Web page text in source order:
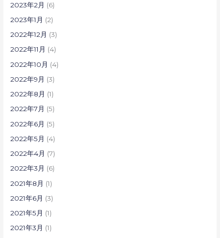
2023年2月 (6)
2023年1月 (2)
2022年12月 (3)
2022年11月 (4)
2022年10月 (4)
2022年9月 (3)
2022年8月 (1)
2022年7月 (5)
2022年6月 (5)
2022年5月 (4)
2022年4月 (7)
2022年3月 (6)
2021年8月 (1)
2021年6月 (3)
2021年5月 (1)
2021年3月 (1)